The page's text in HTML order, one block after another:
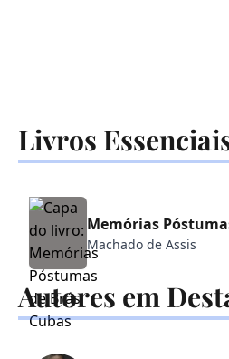
Livros
Memórias
Machado de Assis
Autores em